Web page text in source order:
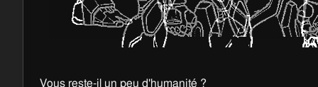
Vous reste-il un peu d'humanité ?